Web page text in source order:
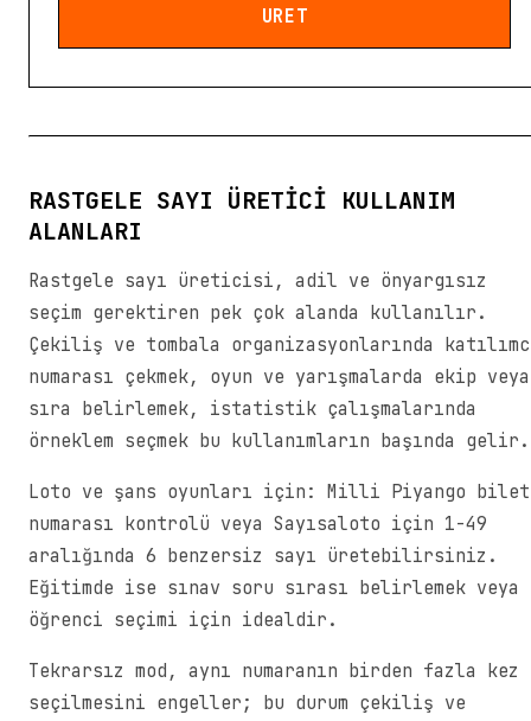
URET
RASTGELE SAYI ÜRETICI KULLANIM
ALANLARI
Rastgele sayı üreticisi, adil ve önyargısız
seçim gerektiren pek çok alanda kullanılır.
Çekiliş ve tombala organizasyonlarında
numarası çekmek, oyun ve yarışmalarda ekip veya
sıra belirlemek, istatistik çalışmalarında
örneklem seçmek bu kullanımların başında gelir.
Loto ve şans oyunları için: Milli Piyango bilet
numarası kontrolü veya Sayısaloto için 1-49
aralığında 6 benzersiz sayı üretebilirsiniz.
Eğitimde ise sınav soru sırası belirlemek veya
öğrenci seçimi için idealdir.
Tekrarsız mod, aynı numaranın birden fazla kez
seçilmesini engeller; bu durum çekiliş ve